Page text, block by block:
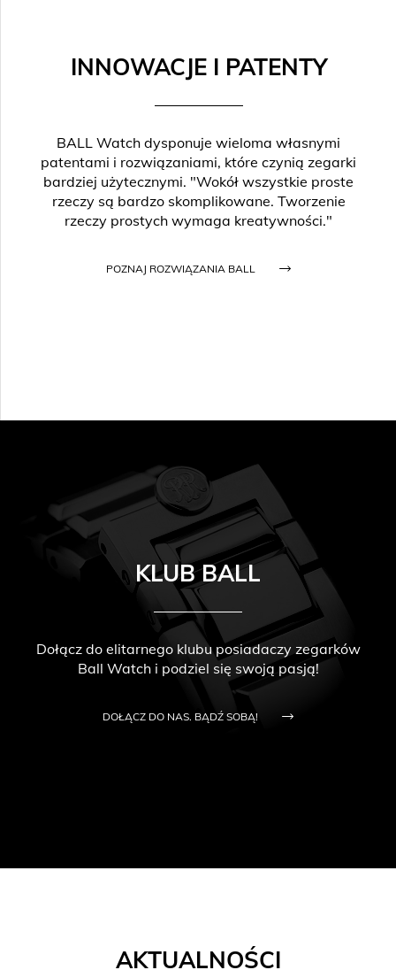
INNOWACJE I PATENTY
BALL Watch dysponuje wieloma własnymi
patentami i rozwiązaniami, które czynią zegarki
bardziej użytecznymi. "Wokół wszystkie proste
rzeczy są bardzo skomplikowane. Tworzenie
rzeczy prostych wymaga kreatywności."
POZNAJ ROZWIĄZANIA BALL
KLUB BALL
Dołącz do elitarnego klubu posiadaczy zegarków
Ball Watch i podziel się swoją pasją!
DOŁĄCZ DO NAS. BĄDŹ SOBĄ!
AKTUALNOŚCI